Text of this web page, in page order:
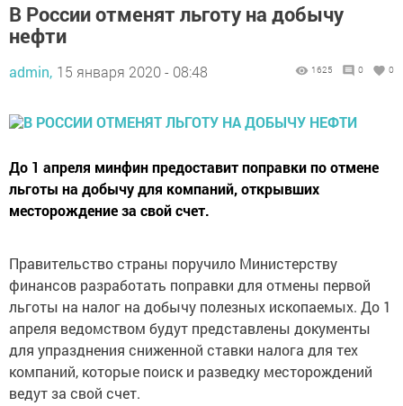
В России отменят льготу на добычу
нефти
admin, 15 января 2020 - 08:48 1625 0 0
До 1 апреля минфин предоставит поправки по отмене
льготы на добычу для компаний, открывших
месторождение за свой счет.
Правительство страны поручило Министерству
финансов разработать поправки для отмены первой
льготы на налог на добычу полезных ископаемых. До 1
апреля ведомством будут представлены документы
для упразднения сниженной ставки налога для тех
компаний, которые поиск и разведку месторождений
ведут за свой счет.